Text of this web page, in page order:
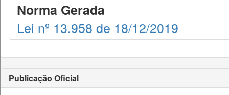
Norma Gerada
Lei nº 13.958 de 18/12/2019
Publicação Oficial